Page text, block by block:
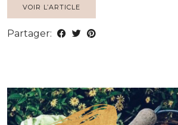
VOIR L’ARTICLE
Partager: